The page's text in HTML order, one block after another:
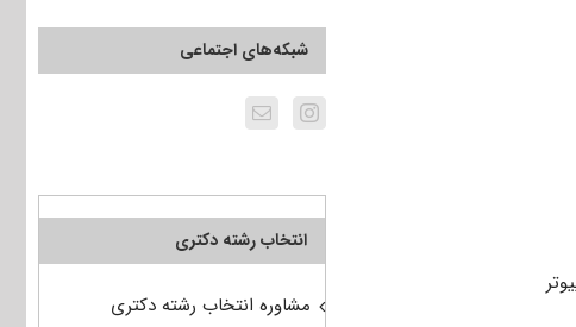
شبکه‌های اجتماعی
انتخاب رشته دکتری
مشاوره انتخاب رشته دکتری